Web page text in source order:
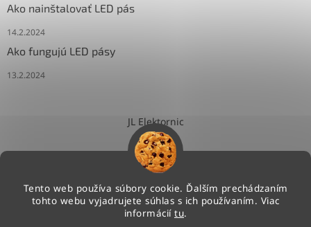
Tento web používa súbory cookie. Ďalším prechádzaním
tohto webu vyjadrujete súhlas s ich používaním. Viac
informácií tu.
Ako nainštalovať LED pás
14.2.2024
Ako fungujú LED pásy
13.2.2024
JL Elektornic
Vytvoril Shoptet